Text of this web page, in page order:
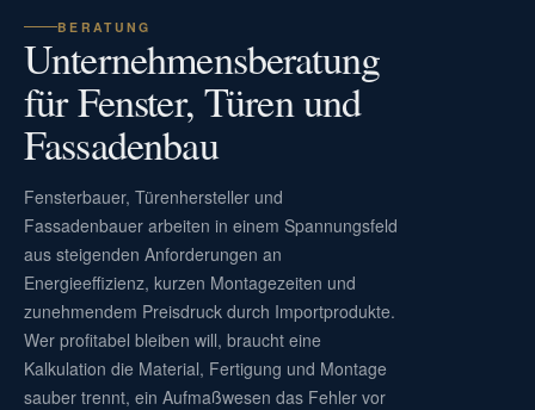
BERATUNG
Unternehmensberatung
für Fenster, Türen und
Fassadenbau
Fensterbauer, Türenhersteller und
Fassadenbauer arbeiten in einem Spannungsfeld
aus steigenden Anforderungen an
Energieeffizienz, kurzen Montagezeiten und
zunehmendem Preisdruck durch Importprodukte.
Wer profitabel bleiben will, braucht eine
Kalkulation die Material, Fertigung und Montage
sauber trennt, ein Aufmaßwesen das Fehler vor